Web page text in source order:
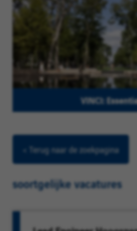
VINCI:
< Terug naar de zoekpagina
soortgelijke vacatures